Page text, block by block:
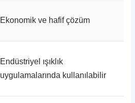
Ekonomik ve hafif çözüm
Endüstriyel ışıklık
uygulamalarında kullanılabilir